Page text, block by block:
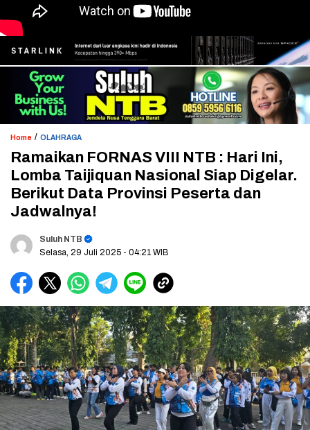
Home / OLAHRAGA
Ramaikan FORNAS VIII NTB : Hari Ini,
Lomba Taijiquan Nasional Siap Digelar.
Berikut Data Provinsi Peserta dan
Jadwalnya!
Suluh NTB
Selasa, 29 Juli 2025 - 04:21 WIB